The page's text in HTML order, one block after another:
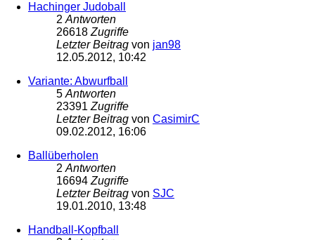
Hachinger Judoball
2 Antworten
26618 Zugriffe
Letzter Beitrag von jan98
12.05.2012, 10:42
Variante: Abwurfball
5 Antworten
23391 Zugriffe
Letzter Beitrag von CasimirC
09.02.2012, 16:06
Ballüberholen
2 Antworten
16694 Zugriffe
Letzter Beitrag von SJC
19.01.2010, 13:48
Handball-Kopfball